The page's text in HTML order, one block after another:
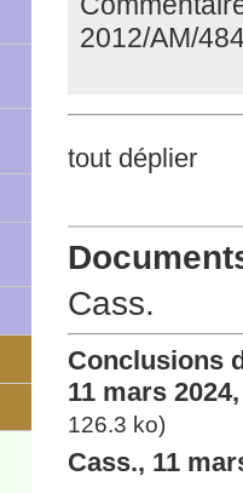
2012/AM/
tout déplier
Cass.
Conclusions
11 mars
126.3 ko)
Cass., 11